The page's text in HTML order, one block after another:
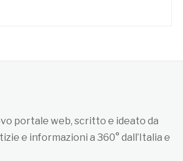
portale web, scritto e ideato da
e informazioni a 360° dall’Italia e